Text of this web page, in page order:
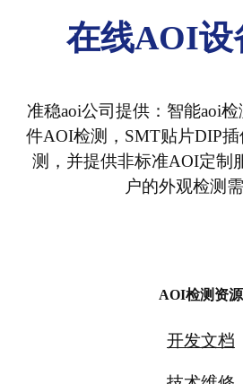
AOI检测资源
开发文档
在线AOI设
准稳aoi公司提供：智能aoi
件AOI检测，SMT贴片DIP
测，并提供非标准AOI定制
户的外观检测需